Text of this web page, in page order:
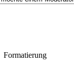
Formatierung